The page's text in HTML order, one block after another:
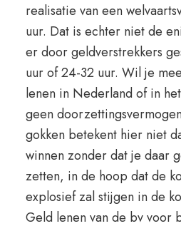
realisatie van een
uur. Dat is echter niet de
er door geldverstrekkers
uur of 24-32 uur. Wil je
lenen in Nederland of in
geen
gokken betekent hier niet
winnen zonder dat je daar
zetten, in de hoop dat de
explosief zal stijgen in de
Geld lenen van de bv voor